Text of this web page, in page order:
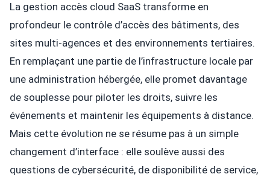
La gestion accès cloud SaaS transforme en
profondeur le contrôle d’accès des bâtiments, des
sites multi-agences et des environnements tertiaires.
En remplaçant une partie de l’infrastructure locale par
une administration hébergée, elle promet davantage
de souplesse pour piloter les droits, suivre les
événements et maintenir les équipements à distance.
Mais cette évolution ne se résume pas à un simple
changement d’interface : elle soulève aussi des
questions de cybersécurité, de disponibilité de service,